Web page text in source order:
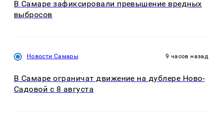
В Самаре зафиксировали превышение вредных
выбросов
Новости Самары 9 часов назад
В Самаре ограничат движение на дублере Ново-
Садовой с 8 августа